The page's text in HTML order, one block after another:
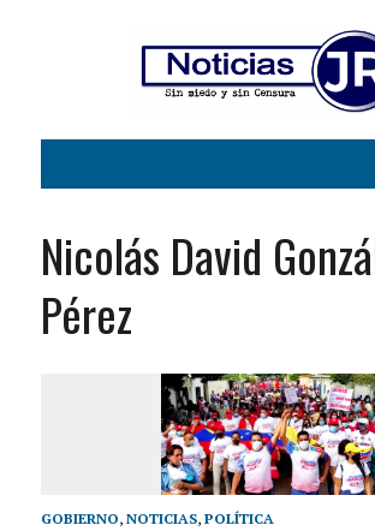
Nicolás David
Pérez
GOBIERNO, NOTICIAS, POLÍTICA